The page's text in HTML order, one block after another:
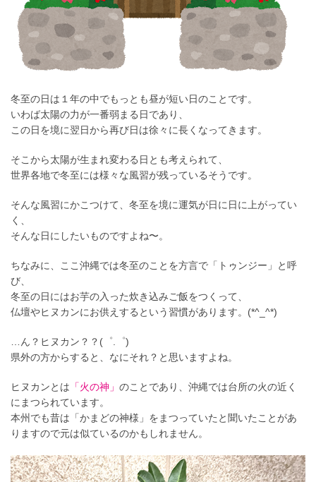
冬至の日は１年の中でもっとも昼が短い日のことです。
いわば太陽の力が一番弱まる日であり、
この日を境に翌日から再び日は徐々に長くなってきます。
そこから太陽が生まれ変わる日とも考えられて、
世界各地で冬至には様々な風習が残っているそうです。
そんな風習にかこつけて、冬至を境に運気が日に日に上がってい
く、
そんな日にしたいものですよね〜。
ちなみに、ここ沖縄では冬至のことを方言で 「トゥンジー」
と呼
び、
冬至の日にはお芋の入った炊き込みご飯をつくって、
仏壇やヒヌカンにお供えするという習慣があります。(*^_^*)
…ん？ヒヌカン？？(゜.゜)
県外の方からすると、なにそれ？と思いますよね。
ヒヌカンとは 「火の神」 のことであり、沖縄では台所の火の近く
にまつられています。
本州でも昔は「かまどの神様」をまつっていたと聞いたことがあ
りますので元は似ているのかもしれません。